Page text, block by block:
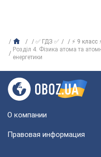
✅ ГДЗ ✅ ⚡ 9 класс
Розділ 4. Фізика атома та
енергетики
О компании
Правовая информация